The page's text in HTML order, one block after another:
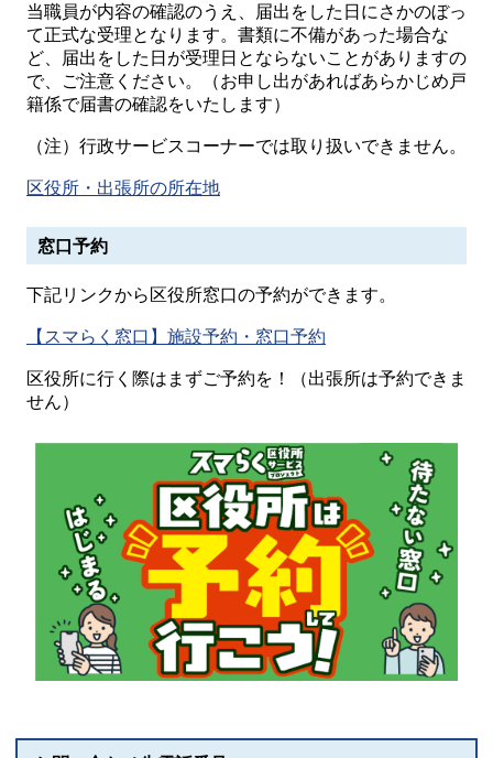
当職員が内容の確認のうえ、届出をした日にさかのぼっ
て正式な受理となります。書類に不備があった場合な
ど、届出をした日が受理日とならないことがありますの
で、ご注意ください。（お申し出があればあらかじめ戸
籍係で届書の確認をいたします）
（注）行政サービスコーナーでは取り扱いできません。
区役所・出張所の所在地
窓口予約
下記リンクから区役所窓口の予約ができます。
【スマらく窓口】施設予約・窓口予約
区役所に行く際はまずご予約を！（出張所は予約できま
せん）